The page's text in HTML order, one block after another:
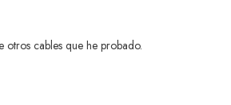
otros cables que he probado.